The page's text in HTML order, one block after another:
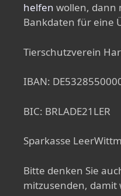
helfen wollen, dann
Bankdaten für eine
Tierschutzverein
IBAN:
BIC: BRLADE21LER
Sparkasse
Bitte denken Sie
mitzusenden, damit